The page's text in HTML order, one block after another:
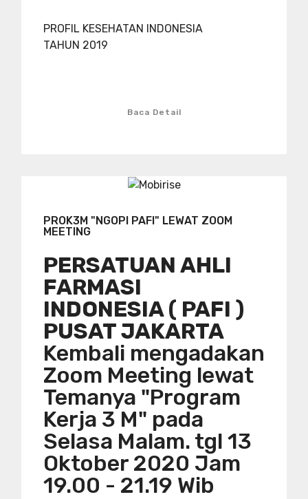
PROFIL KESEHATAN INDONESIA
TAHUN 2019
Baca Detail
PROK3M "NGOPI PAFI" LEWAT ZOOM
MEETING
PERSATUAN AHLI
FARMASI
INDONESIA ( PAFI )
PUSAT JAKARTA
Kembali mengadakan
Zoom Meeting lewat
Temanya "Program
Kerja 3 M" pada
Selasa Malam. tgl 13
Oktober 2020 Jam
19.00 - 21.19 Wib